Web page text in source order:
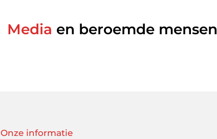
Media en beroemde mensen
Onze informatie